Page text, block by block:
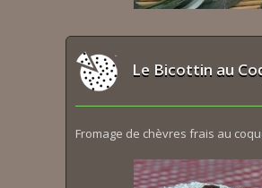
Le Bicottin au
Fromage de chèvres frais au